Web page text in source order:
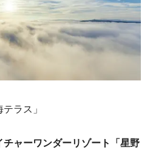
ラス」
ャーワンダーリゾート「星野